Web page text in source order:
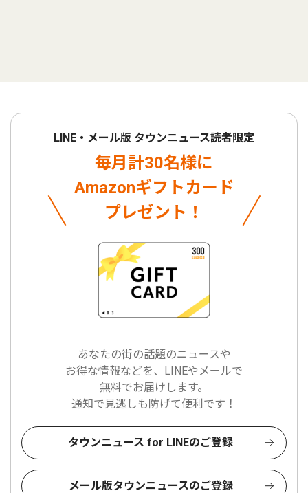
LINE・メール版 タウンニュース読者限定
毎月計30名様に
Amazonギフトカード
プレゼント！
あなたの街の話題のニュースや
お得な情報などを、LINEやメールで
無料でお届けします。
通知で見逃しも防げて便利です！
タウンニュース for LINEのご登録
メール版タウンニュースのご登録